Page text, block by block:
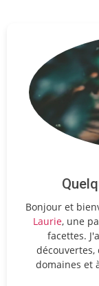
Bonjour et
Laurie, une
facettes.
domaines et